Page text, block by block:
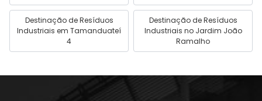
Destinação de Resíduos
Industriais em Tamanduateí
4
Destinação de Resíduos
Industriais no Jardim João
Ramalho